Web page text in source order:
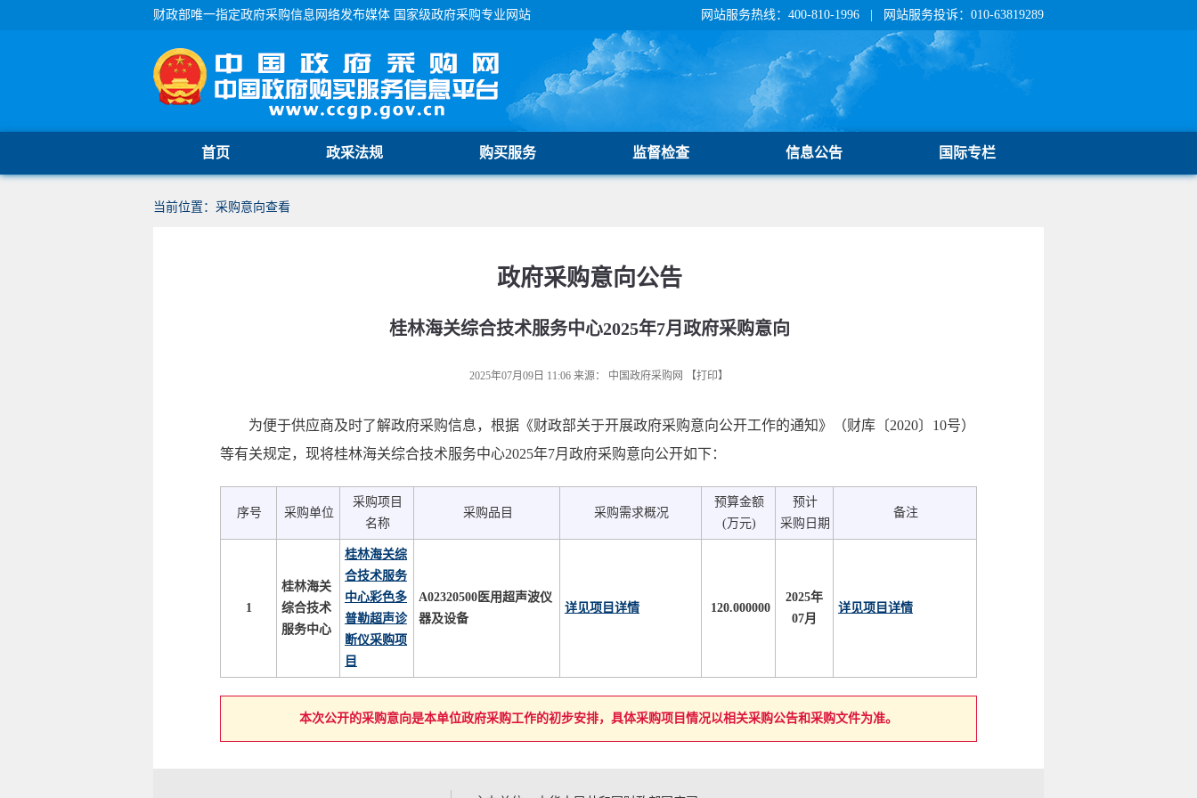
财政部唯一指定政府采购信息网络发布媒体 国家级政府采购专业网站 网站服务热线：400-810-1996 | 网站服务投诉：010-63819289
首页 政采法规 购买服务 监督检查 信息公告 国际专栏
当前位置：采购意向查看
政府采购意向公告
桂林海关综合技术服务中心2025年7月政府采购意向
2025年07月09日 11:06 来源： 中国政府采购网 【打印】
为便于供应商及时了解政府采购信息，根据《财政部关于开展政府采购意向公开工作的通知》（财库〔2020〕10号）
等有关规定，现将桂林海关综合技术服务中心2025年7月政府采购意向公开如下：
序号 采购单位
采购项目
名称
采购品目 采购需求概况
预算金额
(万元)
预计
采购日期
备注
1
桂林海关
综合技术
服务中心
桂林海关综
合技术服务
中心彩色多
普勒超声诊
断仪采购项
目
A02320500医用超声波仪
器及设备
详见项目详情 120.000000
2025年
07月
详见项目详情
本次公开的采购意向是本单位政府采购工作的初步安排，具体采购项目情况以相关采购公告和采购文件为准。